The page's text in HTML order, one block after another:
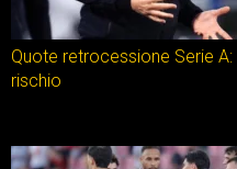
Quote retrocessione Serie
rischio